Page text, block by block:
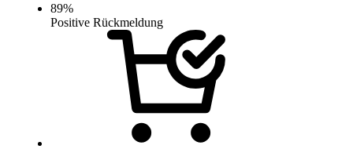
89%
Positive Rückmeldung